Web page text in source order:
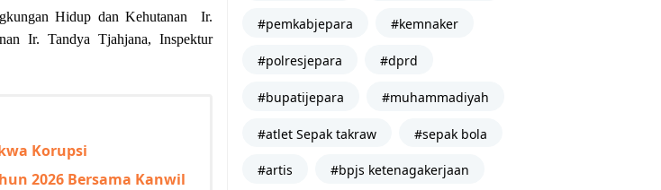
Hidup dan Kehutanan Ir.
Ir. Tandya Tjahjana, Inspektur
Korupsi
2026 Bersama Kanwil
#pemkabjepara #kemnaker
#polresjepara #dprd
#bupatijepara #muhammadiyah
#atlet Sepak takraw #sepak bola
#artis #bpjs ketenagakerjaan